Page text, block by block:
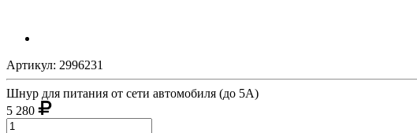
Артикул: 2996231
Шнур для питания от сети автомобиля (до 5А)
5 280